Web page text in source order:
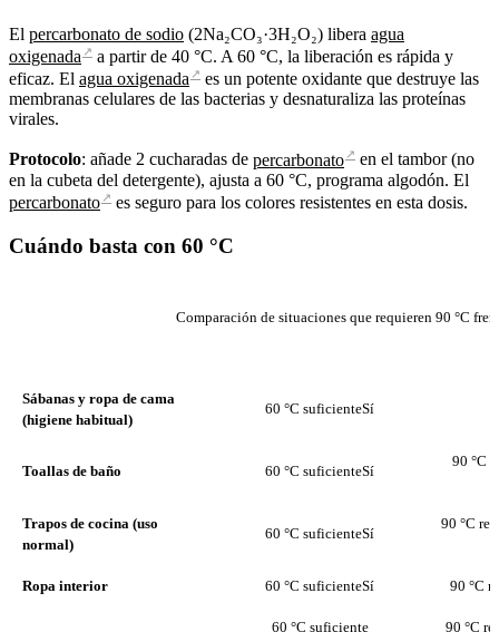
El percarbonato de sodio (2Na₂CO₃·3H₂O₂) libera agua
oxigenada ↗ a partir de 40 °C. A 60 °C, la liberación es rápida y
eficaz. El agua oxigenada ↗ es un potente oxidante que destruye las
membranas celulares de las bacterias y desnaturaliza las proteínas
virales.
Protocolo: añade 2 cucharadas de percarbonato ↗ en el tambor (no
en la cubeta del detergente), ajusta a 60 °C, programa algodón. El
percarbonato ↗ es seguro para los colores resistentes en esta dosis.
Cuándo basta con 60 °C
Comparación de situaciones que requieren 90 °C
Sábanas y ropa de cama
(higiene habitual)
60 °C suficienteSí
Toallas de baño 60 °C suficienteSí
90 °C
Trapos de cocina (uso
normal)
60 °C suficienteSí
90 °C
Ropa interior 60 °C suficienteSí 90 °C
60 °C suficiente 90 °C